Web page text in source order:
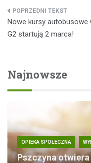
Nawigacja
wpisu
Nowe kursy autobusowe
G2 startują 2 marca!
Najnowsze
OPIEKA SPOŁECZNA
Pszczyna